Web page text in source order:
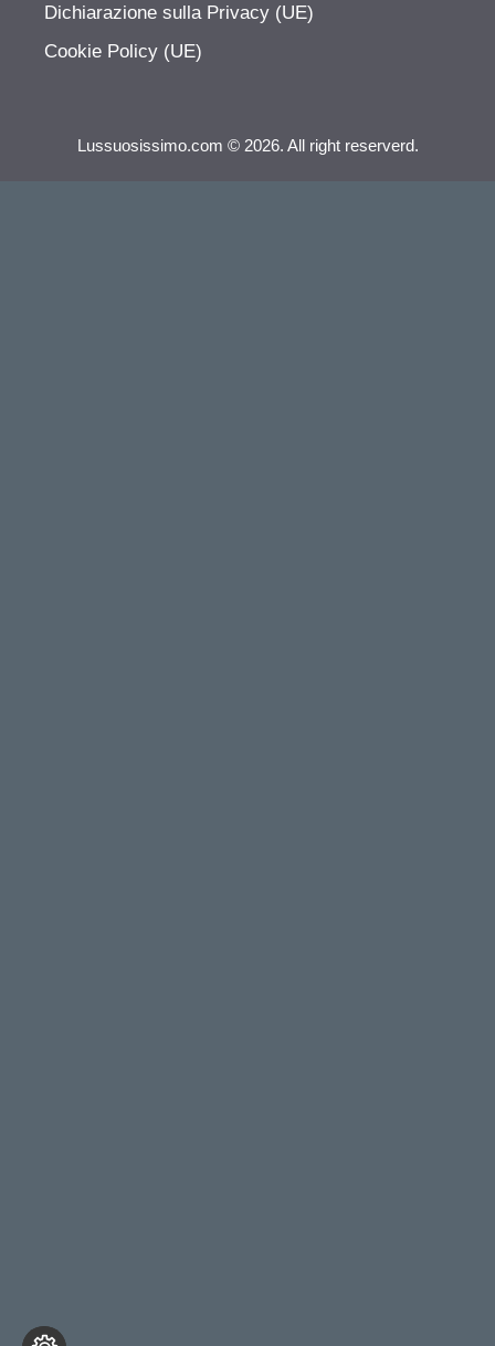
Dichiarazione sulla Privacy (UE)
Cookie Policy (UE)
Lussuosissimo.com © 2026. All right reserverd.